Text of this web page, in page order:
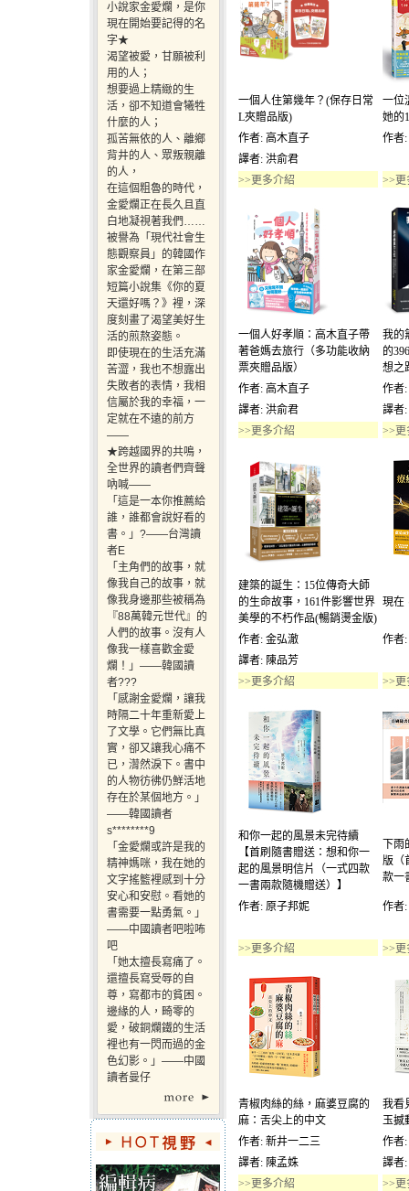
小說家金愛爛，是你
現在開始要記得的名
字★
渴望被愛，甘願被利
用的人；
想要過上精緻的生
活，卻不知道會犧牲
什麼的人；
孤苦無依的人、離鄉
背井的人、眾叛親離
的人，
在這個粗魯的時代，
金愛爛正在長久且直
白地凝視著我們……
被譽為「現代社會生
態觀察員」的韓國作
家金愛爛，在第三部
短篇小說集《你的夏
天還好嗎？》裡，深
度刻畫了渴望美好生
活的煎熬姿態。
即使現在的生活充滿
苦澀，我也不想露出
失敗者的表情，我相
信屬於我的幸福，一
定就在不遠的前方
——
★跨越國界的共鳴，
全世界的讀者們齊聲
吶喊——
「這是一本你推薦給
誰，誰都會說好看的
書。」?——台灣讀
者E
「主角們的故事，就
像我自己的故事，就
像我身邊那些被稱為
『88萬韓元世代』的
人們的故事。沒有人
像我一樣喜歡金愛
爛！」——韓國讀
者???
「感謝金愛爛，讓我
時隔二十年重新愛上
了文學。它們無比真
實，卻又讓我心痛不
已，潸然淚下。書中
的人物彷彿仍鮮活地
存在於某個地方。」
——韓國讀者
s********9
「金愛爛或許是我的
精神媽咪，我在她的
文字搖籃裡感到十分
安心和安慰。看她的
書需要一點勇氣。」
——中國讀者吧啦咘
吧
「她太擅長寫痛了。
還擅長寫受辱的自
尊，寫都市的貧困。
邊緣的人，畸零的
愛，破銅爛鐵的生活
裡也有一閃而過的金
色幻影。」——中國
讀者曼仔
一個人住第幾年？(保存日常
L夾贈品版)
一位
她的
作者: 高木直子
作者
譯者: 洪俞君
>>更多介紹
>>更
一個人好孝順：高木直子帶
著爸媽去旅行（多功能收納
票夾贈品版）
我的
的
想之
作者: 高木直子
作者
譯者: 洪俞君
譯者
>>更多介紹
>>更
建築的誕生：15位傳奇大師
的生命故事，161件影響世界
美學的不朽作品(暢銷燙金版)
現在
作者: 金弘澈
作者
譯者: 陳品芳
>>更多介紹
>>更
和你一起的風景未完待續
【首刷隨書贈送：想和你一
起的風景明信片（一式四款
一書兩款隨機贈送）】
下
版（
款一
作者: 原子邦妮 作者
>>更多介紹 >>更
青椒肉絲的絲，麻婆豆腐的
麻：舌尖上的中文
我看
玉撼
作者: 新井一二三
作者
譯者: 陳孟姝
譯者
>>更多介紹
>>更